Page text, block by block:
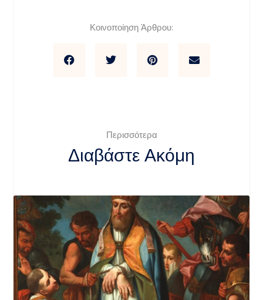
Κοινοποίηση Άρθρου:
Περισσότερα
Διαβάστε Ακόμη